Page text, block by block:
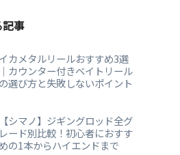
事
イカメタルリールおすすめ3選
｜カウンター付きベイトリール
の選び方と失敗しないポイント
【シマノ】ジギングロッド全グ
レード別比較！初心者におすす
めの1本からハイエンドまで